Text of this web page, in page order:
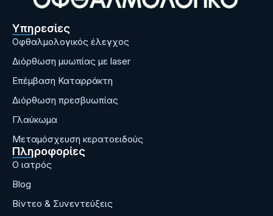
Υπηρεσίες
Οφθαλμολογικός έλεγχος
Διόρθωση μυωπίας με laser
Επέμβαση Καταρράκτη
Διόρθωση πρεσβυωπίας
Γλαύκωμα
Μεταμόσχευση κερατοειδούς
Πληροφορίες
Ο ιατρός
Blog
Bίντεο & Συνεντεύξεις